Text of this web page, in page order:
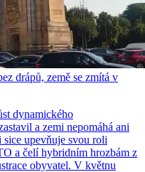
drápů, země se zmítá v
dynamického
a zemi nepomáhá ani
upevňuje svou roli
a čelí hybridním hrozbám z
obyvatel. V květnu